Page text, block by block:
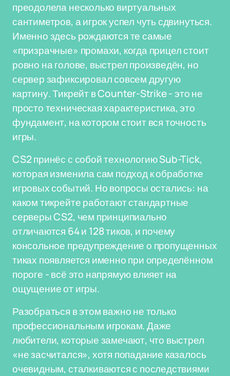
преодолела несколько виртуальных
сантиметров, а игрок успел чуть сдвинуться.
Именно здесь рождаются те самые
«призрачные» промахи, когда прицел стоит
ровно на голове, выстрел произведён, но
сервер зафиксировал совсем другую
картину. Тикрейт в Counter-Strike - это не
просто техническая характеристика, это
фундамент, на котором стоит вся точность
игры.
CS2 принёс с собой технологию Sub-Tick,
которая изменила сам подход к обработке
игровых событий. Но вопросы остались: на
каком тикрейте работают стандартные
серверы CS2, чем принципиально
отличаются 64 и 128 тиков, и почему
консольное предупреждение о пропущенных
тиках появляется именно при определённом
пороге - всё это напрямую влияет на
ощущение от игры.
Разобраться в этом важно не только
профессиональным игрокам. Даже
любители, которые замечают, что выстрел
«не засчитался», хотя попадание казалось
очевидным, сталкиваются с последствиями